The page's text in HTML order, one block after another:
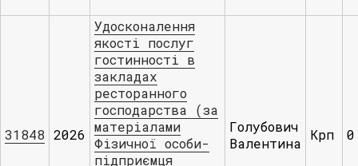
31848 2026
Удосконалення
якості послуг
гостинності в
закладах
ресторанного
господарства (за
матеріалами
Фізичної особи-
підприємця
Голубович
Валентина
Крп 0